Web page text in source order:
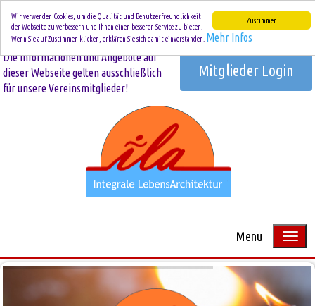
Zustimmen
Wir verwenden Cookies, um die Qualität und Benutzerfreundlichkeit
der Webseite zu verbessern und Ihnen einen besseren Service zu bieten.
Wenn Sie auf Zustimmen klicken, erklären Sie sich damit einverstanden. Mehr Infos
Mitglieder Login
Die Informationen und Angebote auf
dieser Webseite gelten ausschließlich
für unsere Vereinsmitglieder!
Menu